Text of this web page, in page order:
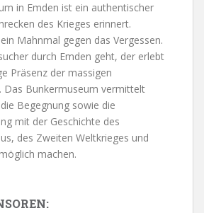
in Emden ist ein authentischer
des Krieges erinnert.
Mahnmal gegen das Vergessen.
durch Emden geht, der erlebt
Präsenz der massigen
Das Bunkermuseum vermittelt
Begegnung sowie die
mit der Geschichte des
des Zweiten Weltkrieges und
machen.